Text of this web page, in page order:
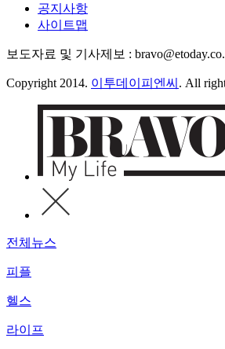
공지사항
사이트맵
보도자료 및 기사제보 :
Copyright 2014. 이투데이피엔씨 . All
전체뉴스
피플
헬스
라이프